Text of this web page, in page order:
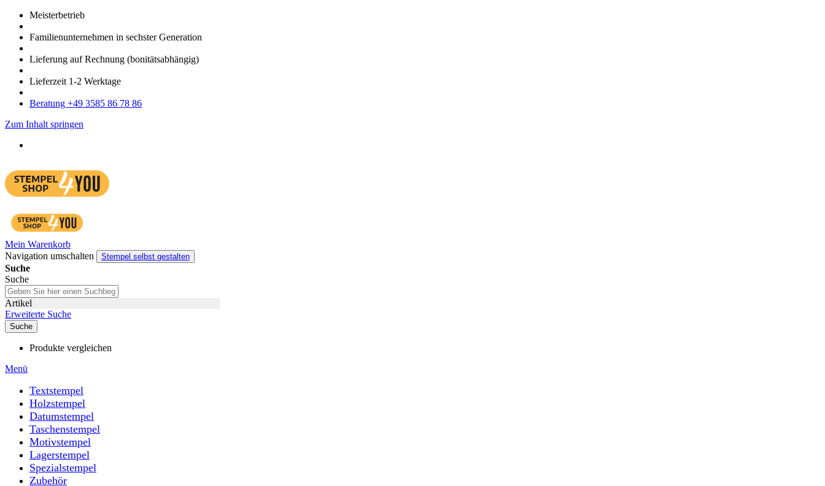
Meister­betrieb
Familien­unter­nehmen in sechster Gene­ration
Lieferung auf Rech­nung (bonitätsabhängig)
Liefer­zeit 1-2 Werk­tage
Bera­tung +49 3585 86 78 86
Zum Inhalt springen
Mein Warenkorb
Navigation umschalten
Stempel selbst gestalten
Suche
Suche
Artikel
Erweiterte Suche
Suche
Produkte vergleichen
Menü
Textstempel
Holzstempel
Datumstempel
Taschenstempel
Motivstempel
Lagerstempel
Spezialstempel
Zubehör